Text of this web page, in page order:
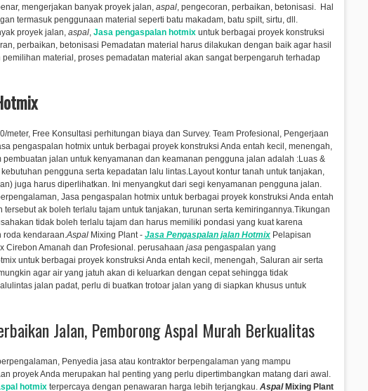
mengerjakan banyak proyek jalan, aspal, pengecoran, perbaikan, betonisasi. Hal
termasuk penggunaan material seperti batu makadam, batu spilt, sirtu, dll.
proyek jalan, aspal, Jasa pengaspalan hotmix untuk berbagai proyek konstruksi
perbaikan, betonisasi Pemadatan material harus dilakukan dengan baik agar hasil
material, proses pemadatan material akan sangat berpengaruh terhadap
meter, Free Konsultasi perhitungan biaya dan Survey. Team Profesional, Pengerjaan
pengaspalan hotmix untuk berbagai proyek konstruksi Anda entah kecil, menengah,
jalan untuk kenyamanan dan keamanan pengguna jalan adalah :Luas &
pengguna serta kepadatan lalu lintas.Layout kontur tanah untuk tanjakan,
juga harus diperlihatkan. Ini menyangkut dari segi kenyamanan pengguna jalan.
Jasa pengaspalan hotmix untuk berbagai proyek konstruksi Anda entah
tersebut ak boleh terlalu tajam untuk tanjakan, turunan serta kemiringannya.Tikungan
tidak boleh terlalu tajam dan harus memiliki pondasi yang kuat karena
roda kendaraan.Aspal Mixing Plant - Jasa Pengaspalan jalan Hotmix Pelapisan
Cirebon Amanah dan Profesional. perusahaan jasa pengaspalan yang
untuk berbagai proyek konstruksi Anda entah kecil, menengah, Saluran air serta
agar air yang jatuh akan di keluarkan dengan cepat sehingga tidak
jalan padat, perlu di buatkan trotoar jalan yang di siapkan khusus untuk
Jalan, Pemborong Aspal Murah Berkualitas
Penyedia jasa atau kontraktor berpengalaman yang mampu
proyek Anda merupakan hal penting yang perlu dipertimbangkan matang dari awal.
hotmix terpercaya dengan penawaran harga lebih terjangkau. AspalMixing Plant